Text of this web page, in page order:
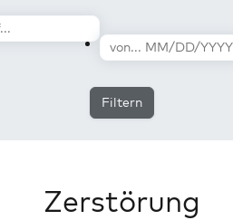
Filtern
Zerstörung